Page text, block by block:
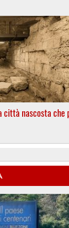
nascosta che